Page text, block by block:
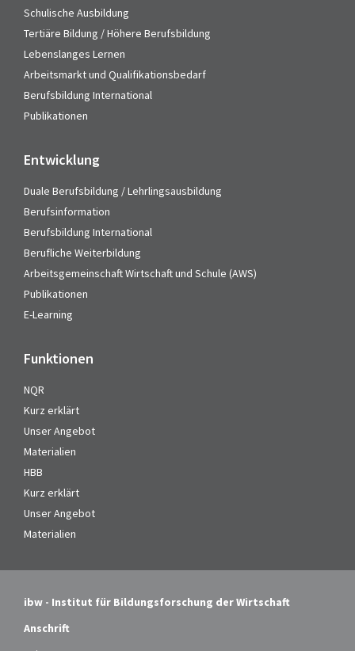
Schulische Ausbildung
Tertiäre Bildung / Höhere Berufsbildung
Lebenslanges Lernen
Arbeitsmarkt und Qualifikationsbedarf
Berufsbildung International
Publikationen
Entwicklung
Duale Berufsbildung / Lehrlingsausbildung
Berufsinformation
Berufsbildung International
Berufliche Weiterbildung
Arbeitsgemeinschaft Wirtschaft und Schule (AWS)
Publikationen
E-Learning
Funktionen
NQR
Kurz erklärt
Unser Angebot
Materialien
HBB
Kurz erklärt
Unser Angebot
Materialien
ibw - Institut für Bildungsforschung der Wirtschaft
Anschrift